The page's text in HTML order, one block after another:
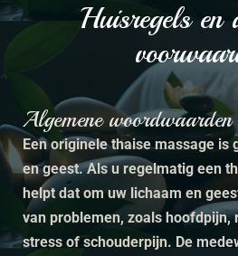
Huisregels en
Algemene woordwaarden
Een originele thaise massage is
en geest. Als u regelmatig een
helpt dat om uw lichaam en
van problemen, zoals hoofdpijn,
stress of schouderpijn. De